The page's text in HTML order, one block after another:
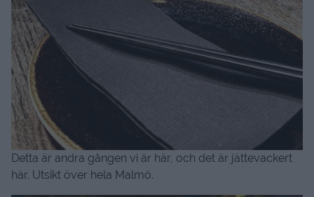
Detta är andra gången vi är här, och det är jättevackert
här. Utsikt över hela Malmö.